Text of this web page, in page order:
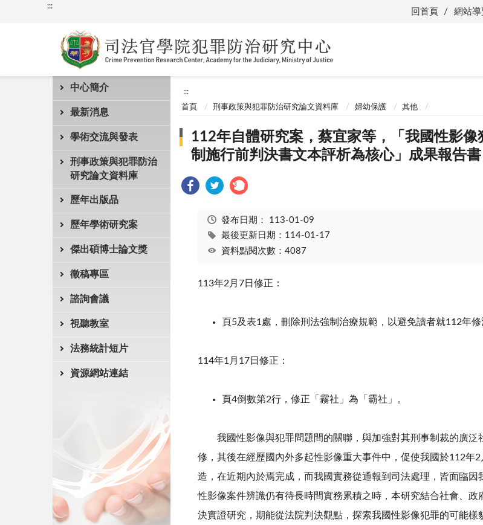
:::
回首頁 網站導
中心簡介
最新消息
學術交流與發表
刑事政策與犯罪防治
研究論文資料庫
歷年出版品
歷年學術研究案
傑出碩博士論文獎
徵稿專區
諮詢會議
視聽教室
法務統計短片
資源網站連結
:::
首頁 刑事政策與犯罪防治研究論文資料庫 婦幼保護 其他
112年自體研究案，蔡宜家等，「我國性影
制施行前判決書文本評析為核心」成果報告書
發布日期： 113-01-09
最後更新日期：114-01-17
資料點閱次數：4087
113年2月7日修正：
頁5及表1處，刪除刑法強制治療規範，以避免讀者就112年
114年1月17日修正：
頁4倒數第2行，修正「霧社」為「霸社」。
我國性影像與犯罪問題間的關聯，與加強對其刑事制裁的廣泛
修，其後在經歷國內外多起性影像重大事件中，促使我國於112年
造，在近期內於焉完成，而我國實務從通報到司法處理，皆面臨
性影像案件辨識仍有待長時間實務累積之時，本研究結合社會、
決實證研究，期能從法院判決觀點，探索我國性影像犯罪的可能